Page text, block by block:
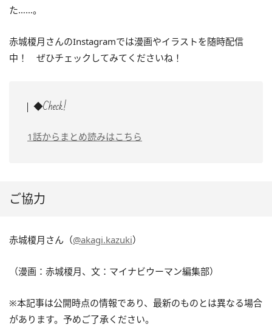
た……。
赤城榎月さんのInstagramでは漫画やイラストを随時配信
中！ ぜひチェックしてみてくださいね！
◆Check!
1話からまとめ読みはこちら
ご協力
赤城榎月さん（@akagi.kazuki）
（漫画：赤城榎月、文：マイナビウーマン編集部）
※本記事は公開時点の情報であり、最新のものとは異なる場合
があります。予めご了承ください。